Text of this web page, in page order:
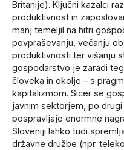
Britanije). Ključni kazalci
produktivnost in
manj temeljil na hitri
povpraševanju, večanju
produktivnosti ter višanju
gospodarstvo je zaradi
človeka in okolje – s
kapitalizmom. Sicer se
javnim sektorjem, po
pospravljajo enormne
Sloveniji lahko tudi
državne družbe (npr.